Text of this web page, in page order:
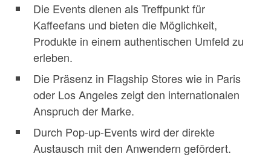
Die Events dienen als Treffpunkt für
Kaffeefans und bieten die Möglichkeit,
Produkte in einem authentischen Umfeld zu
erleben.
Die Präsenz in Flagship Stores wie in Paris
oder Los Angeles zeigt den internationalen
Anspruch der Marke.
Durch Pop-up-Events wird der direkte
Austausch mit den Anwendern gefördert.